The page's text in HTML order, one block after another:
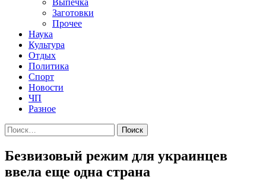
Выпечка
Заготовки
Прочее
Наука
Культура
Отдых
Политика
Спорт
Новости
ЧП
Разное
Найти:
Безвизовый режим для украинцев
ввела еще одна страна